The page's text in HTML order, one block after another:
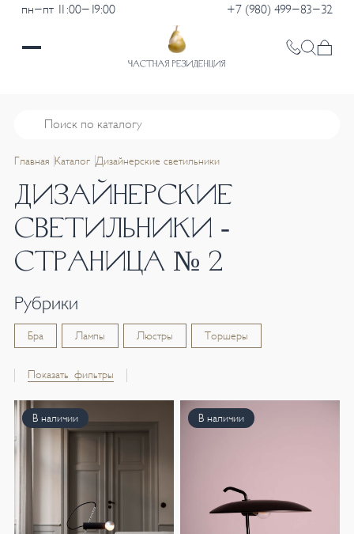
пн-пт 11:00-19:00 +7 (980) 499-83-32
Главная Каталог Дизайнерские светильники
ДИЗАЙНЕРСКИЕ
СВЕТИЛЬНИКИ -
СТРАНИЦА № 2
Рубрики
Бра Лампы Люстры Торшеры
Показать фильтры
В наличии В наличии